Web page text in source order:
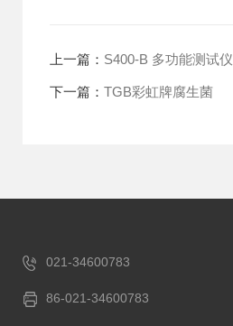
上一篇： S400-B 多功能测试仪
下一篇： TGB彩虹牌腐生菌
021-34600783
86-021-34600783